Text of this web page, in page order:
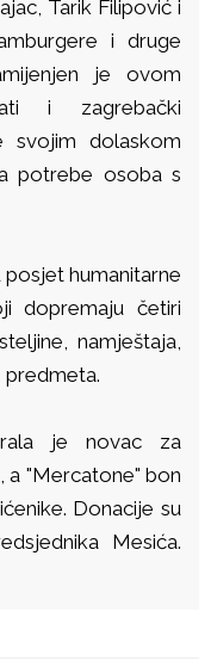
Tarik Filipović i
i druge
je ovom
i zagrebački
svojim dolaskom
potrebe osoba s
posjet humanitarne
dopremaju četiri
namještaja,
predmeta.
je novac za
a "Mercatone" bon
Donacije su
Mesića.